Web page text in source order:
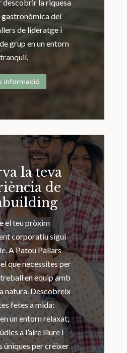
descobrir la riquesa
del
de lideratge i
grup en un entorn
tranquil.
informació
la teva
de
el teu pròxim
corporatiu sigui
A Patou Pallars
que necessites per
en equip amb
natura. Descobreix
fetes a mida:
un entorn relaxat,
a l’aire lliure i
úniques per créixer